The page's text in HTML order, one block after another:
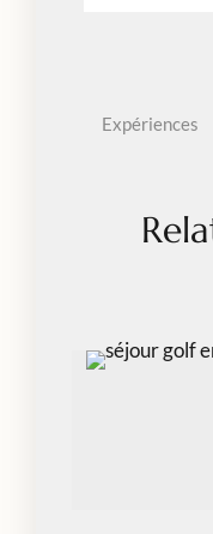
Expériences